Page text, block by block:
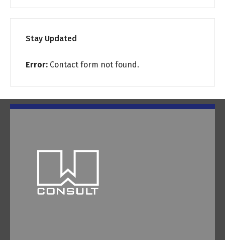
Stay Updated
Error: Contact form not found.